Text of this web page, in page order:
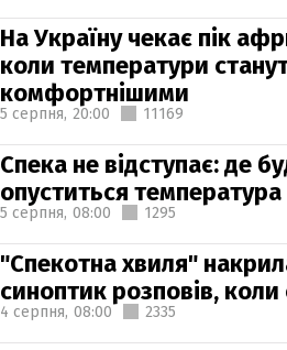
На Україну чекає пік
коли температури
комфортнішими
5 серпня, 20:00 11169
Спека не відступає: де
опуститься
5 серпня, 08:00 1295
"Спекотна хвиля"
синоптик розповів, коли
4 серпня, 08:00 2335